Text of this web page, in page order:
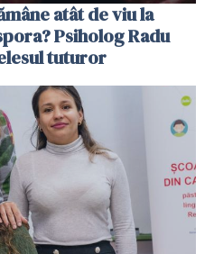
atât de viu la
Psiholog Radu
tuturor